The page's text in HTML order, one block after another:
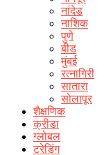
नांदेड
नाशिक
पुणे
बीड
मुंबई
रत्नागिरी
सातारा
सोलापूर
शैक्षणिक
क्रीडा
ग्लोबल
ट्रेडिंग